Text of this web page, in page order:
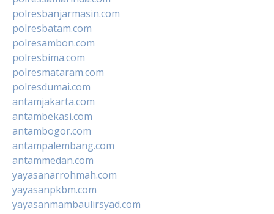
polresbanjarmasin.com
polresbatam.com
polresambon.com
polresbima.com
polresmataram.com
polresdumai.com
antamjakarta.com
antambekasi.com
antambogor.com
antampalembang.com
antammedan.com
yayasanarrohmah.com
yayasanpkbm.com
yayasanmambaulirsyad.com